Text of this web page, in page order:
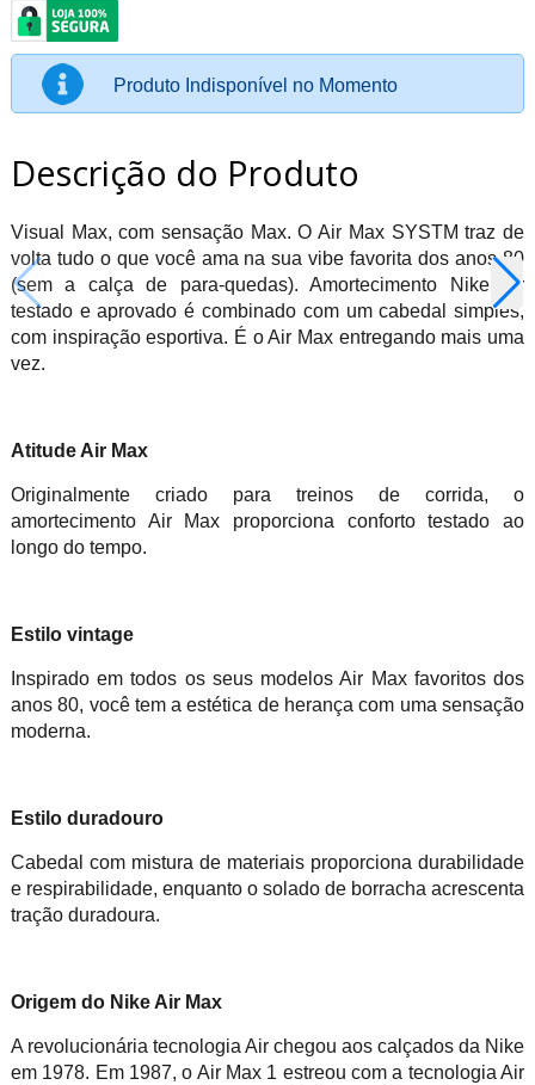
Produto Indisponível no Momento
Descrição do Produto
Visual Max, com sensação Max. O Air Max SYSTM traz de
volta tudo o que você ama na sua vibe favorita dos anos 80
(sem a calça de para-quedas). Amortecimento Nike Air
testado e aprovado é combinado com um cabedal simples,
com inspiração esportiva. É o Air Max entregando mais uma
vez.
Atitude Air Max
Originalmente criado para treinos de corrida, o
amortecimento Air Max proporciona conforto testado ao
longo do tempo.
Estilo vintage
Inspirado em todos os seus modelos Air Max favoritos dos
anos 80, você tem a estética de herança com uma sensação
moderna.
Estilo duradouro
Cabedal com mistura de materiais proporciona durabilidade
e respirabilidade, enquanto o solado de borracha acrescenta
tração duradoura.
Origem do Nike Air Max
A revolucionária tecnologia Air chegou aos calçados da Nike
em 1978. Em 1987, o Air Max 1 estreou com a tecnologia Air